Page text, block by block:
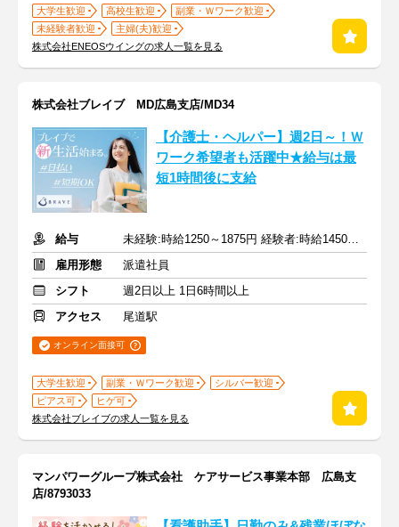
大学生歓迎 高校生歓迎
副業・Ｗワーク歓迎
未経験者歓迎
主婦(夫)歓迎
株式会社ENEOSウイングの求人一覧を見る
株式会社ブレイブ MD広島支店/MD34
【介護士・ヘルパー】週2日～！Ｗ
ワーク希望者も活躍中★給与は最
短1時間後に支給
給与
未経験:時給1250～1875円 経験者:時給1450～2175円+交通費全額
雇用形態
派遣社員
シフト
週2日以上 1日6時間以上
アクセス
尾道駅
オンライン面接可
大学生歓迎 副業・Ｗワーク歓迎
シルバー歓迎
ピアス可
ヒゲ可
株式会社ブレイブの求人一覧を見る
マンパワーグループ株式会社 ケアサービス事業本部 広島支
店/8793033